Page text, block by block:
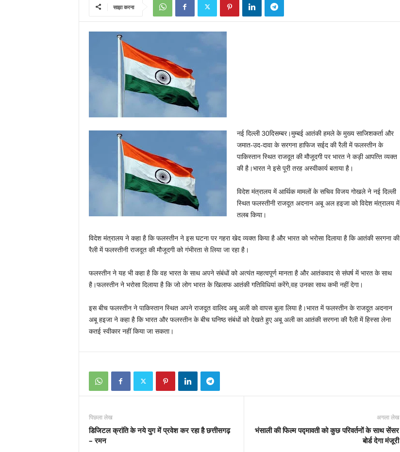
साझा करना
नई दिल्ली 30दिसम्बर।मुम्‍बई आतंकी हमले के मुख्‍य साजिशकर्ता और
जमात-उद-दावा के सरगना हाफिज सईद की रैली में फलस्‍तीन के
पाकिस्‍तान स्‍थित राजदूत की मौजूदगी पर भारत ने कड़ी आपत्‍ति व्‍यक्‍त
की है।भारत ने इसे पूरी तरह अस्‍वीकार्य बताया है।
विदेश मंत्रालय में आर्थिक मामलों के सचिव विजय गोखले ने नई दिल्‍ली
स्‍थित फलस्‍तीनी राजदूत अदनान अबू अल हइजा को विदेश मंत्रालय में
तलब किया।
विदेश मंत्रालय ने कहा है कि फलस्‍तीन ने इस घटना पर गहरा खेद व्‍यक्‍त किया है और भारत को भरोसा दिलाया है कि आतंकी सरगना की
रैली में फलस्‍तीनी राजदूत की मौजूदगी को गंभीरता से लिया जा रहा है।
फलस्‍तीन ने यह भी कहा है कि वह भारत के साथ अपने संबंधों को अत्‍यंत महत्‍वपूर्ण मानता है और आतंकवाद से संघर्ष में भारत के साथ
है।फलस्‍तीन ने भरोसा दिलाया है कि जो लोग भारत के खिलाफ आतंकी गतिविधियां करेंगे,वह उनका साथ कभी नहीं देगा।
इस बीच फलस्‍तीन ने पाकिस्‍तान स्थित अपने राजदूत वालिद अबू अली को वापस बुला लिया है।भारत में फलस्‍तीन के राजदूत अदनान
अबू हइजा ने कहा है कि भारत और फलस्‍तीन के बीच घनिष्‍ठ संबंधों को देखते हुए अबू अली का आतंकी सरगना की रैली में हिस्‍सा लेना
कतई स्‍वीकार नहीं किया जा सकता।
पिछला लेख
डिजिटल क्रांति के नये युग में प्रवेश कर रहा है छत्तीसगढ़
– रमन
अगला लेख
भंसाली की फिल्म पद्मावती को कुछ परिवर्तनों के साथ सेंसर
बोर्ड देगा मंजूरी